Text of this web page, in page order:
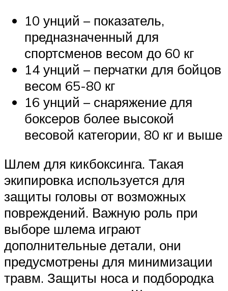
10 унций – показатель,
предназначенный для
спортсменов весом до 60 кг
14 унций – перчатки для бойцов
весом 65-80 кг
16 унций – снаряжение для
боксеров более высокой
весовой категории, 80 кг и выше
Шлем для кикбоксинга. Такая
экипировка используется для
защиты головы от возможных
повреждений. Важную роль при
выборе шлема играют
дополнительные детали, они
предусмотрены для минимизации
травм. Защиты носа и подбородка